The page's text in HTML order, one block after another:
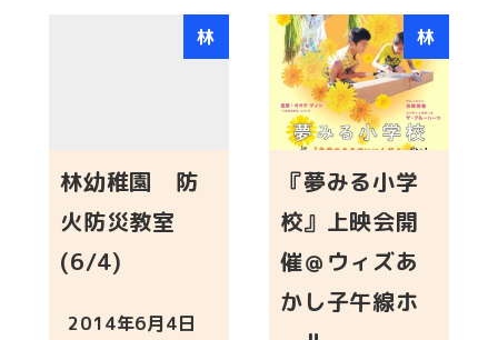
林
林幼稚園 防
火防災教室
(6/4)
2014年6月4日
林
『夢みる小学
校』上映会開
催＠ウィズあ
かし子午線ホ